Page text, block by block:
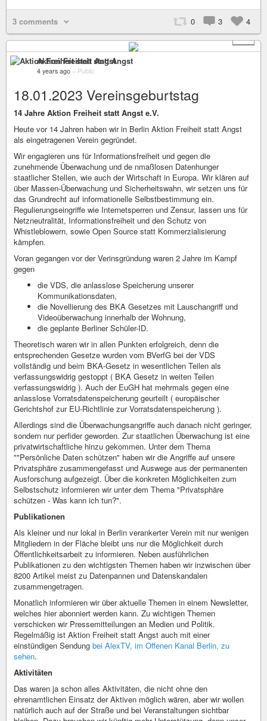
3 comments 0 3
4
+ 2
Aktion Freiheit statt Angst
4 years ago – Public
18.01.2023 Vereinsgeburtstag
14 Jahre Aktion Freiheit statt Angst e.V.
Heute vor 14 Jahren haben wir in Berlin Aktion Freiheit statt Angst
als eingetragenen Verein gegründet.
Wir engagieren uns für Informationsfreiheit und gegen die
zunehmende Überwachung und de nmaßlosen Datenhunger
staatlicher Stellen, wie auch der Wirtschaft in Europa. Wir klären auf
über Massen-Überwachung und Sicherheitswahn, wir setzen uns für
das Grundrecht auf informationelle Selbstbestimmung ein.
Regulierungseingriffe wie Internetsperren und Zensur, lassen uns für
Netzneutralität, Informationsfreiheit und den Schutz von
Whistleblowern, sowie Open Source statt Kommerzialisierung
kämpfen.
Voran gegangen vor der Verinsgründung waren 2 Jahre im Kampf
gegen
die VDS, die anlasslose Speicherung unserer
Kommunikationsdaten,
die Novellierung des BKA Gesetzes mit Lauschangriff und
Videoüberwachung innerhalb der Wohnung,
die geplante Berliner Schüler-ID.
Theoretisch waren wir in allen Punkten erfolgreich, denn die
entsprechenden Gesetze wurden vom BVerfG bei der VDS
vollständig und beim BKA-Gesetz in wesentlichen Teilen als
verfassungswidrig gestoppt ( BKA Gesetz in weiten Teilen
verfassungswidrig ). Auch der EuGH hat mehrmals gegen eine
anlasslose Vorratsdatenspeicherung geurteilt ( europäischer
Gerichtshof zur EU-Richtlinie zur Vorratsdatenspeicherung ).
Allerdings sind die Überwachungsangriffe auch danach nicht geringer,
sondern nur perfider geworden. Zur staatlichen Überwachung ist eine
privatwirtschaftliche hinzu gekommen. Unter dem Thema
""Persönliche Daten schützen" haben wir die Angriffe auf unsere
Privatsphäre zusammengefasst und Auswege aus der permanenten
Ausforschung aufgezeigt. Über die konkreten Möglichkeiten zum
Selbstschutz informieren wir unter dem Thema "Privatsphäre
schützen - Was kann ich tun?".
Publikationen
Als kleiner und nur lokal in Berlin verankerter Verein mit nur wenigen
Mitgliedern in der Fläche bleibt uns nur die Möglichkeit durch
Öffentlichkeitsarbeit zu informieren. Neben ausführlichen
Publikationen zu den wichtigsten Themen haben wir inzwischen über
8200 Artikel meist zu Datenpannen und Datenskandalen
zusammengetragen.
Monatlich informieren wir über aktuelle Themen in einem Newsletter,
welches hier abonniert werden kann. Zu wichtigen Themen
verschicken wir Pressemitteilungen an Medien und Politik.
Regelmäßig ist Aktion Freiheit statt Angst auch mit einer
einstündigen Sendung bei AlexTV, im Offenen Kanal Berlin, zu
sehen.
Aktivitäten
Das waren ja schon alles Aktivitäten, die nicht ohne den
ehrenamtlichen Einsatz der Aktiven möglich wären, aber wir wollen
natürlich auch auf der Straße und bei Veranstaltungen sichtbar